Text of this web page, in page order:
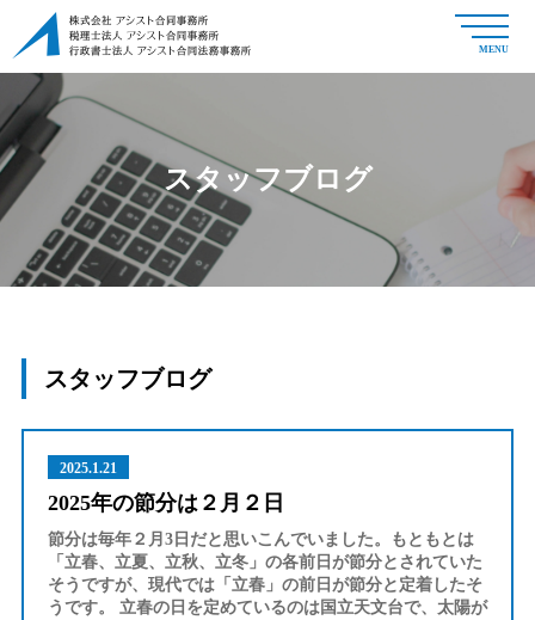
MENU
スタッフブログ
スタッフブログ
2025.1.21
2025年の節分は２月２日
節分は毎年２月3日だと思いこんでいました。もともとは
「立春、立夏、立秋、立冬」の各前日が節分とされていた
そうですが、現代では「立春」の前日が節分と定着したそ
うです。 立春の日を定めているのは国立天文台で、太陽が